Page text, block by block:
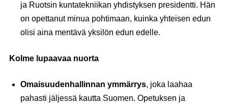
ja Ruotsin kuntatekniikan yhdistyksen presidentti. Hän
on opettanut minua pohtimaan, kuinka yhteisen edun
olisi aina mentävä yksilön edun edelle.
Kolme lupaavaa nuorta
Omaisuudenhallinnan ymmärrys, joka laahaa
pahasti jäljessä kautta Suomen. Opetuksen ja